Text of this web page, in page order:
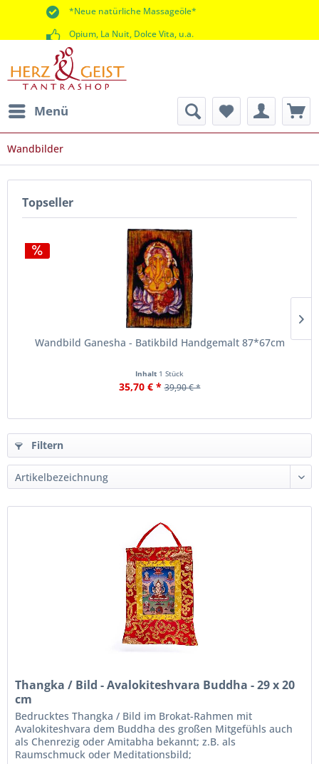
*Neue natürliche Massageöle*
Opium, La Nuit, Dolce Vita, u.a.
*60 Tage Rückgaberecht*
Menü
Wandbilder
Topseller
Wandbild Ganesha - Batikbild Handgemalt 87*67cm
Inhalt 1 Stück
35,70 € * 39,90 € *
Filtern
Thangka / Bild - Avalokiteshvara Buddha - 29 x 20
cm
Bedrucktes Thangka / Bild im Brokat-Rahmen mit
Avalokiteshvara dem Buddha des großen Mitgefühls auch
als Chenrezig oder Amitabha bekannt; z.B. als
Raumschmuck oder Meditationsbild;